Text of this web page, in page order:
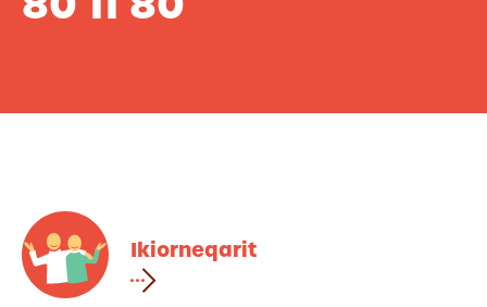
Ikiorneqarit